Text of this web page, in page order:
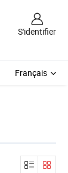
S'identifier
Français